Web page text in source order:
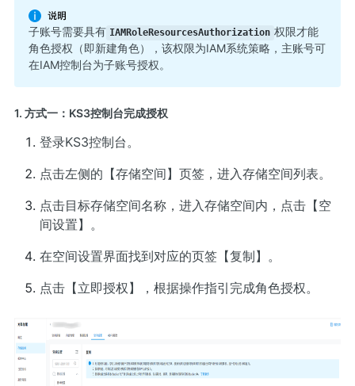
子账号需要具有 IAMRoleResourcesAuthorization 权限才能
角色授权（即新建角色），该权限为IAM系统策略，主账号可
在IAM控制台为子账号授权。
1. 方式一：KS3控制台完成授权
登录KS3控制台。
点击左侧的【存储空间】页签，进入存储空间列表。
点击目标存储空间名称，进入存储空间内，点击【空
间设置】。
在空间设置界面找到对应的页签【复制】。
点击【立即授权】，根据操作指引完成角色授权。